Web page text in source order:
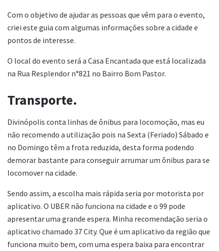
Com o objetivo de ajudar as pessoas que vêm para o evento,
criei este guia com algumas informações sobre a cidade e
pontos de interesse.
O local do evento será a Casa Encantada que está localizada
na Rua Resplendor n°821 no Bairro Bom Pastor.
Transporte.
Divinópolis conta linhas de ônibus para locomoção, mas eu
não recomendo a utilização pois na Sexta (Feriado) Sábado e
no Domingo têm a frota reduzida, desta forma podendo
demorar bastante para conseguir arrumar um ônibus para se
locomover na cidade.
Sendo assim, a escolha mais rápida seria por motorista por
aplicativo. O UBER não funciona na cidade e o 99 pode
apresentar uma grande espera. Minha recomendação seria o
aplicativo chamado 37 City. Que é um aplicativo da região que
funciona muito bem, com uma espera baixa para encontrar